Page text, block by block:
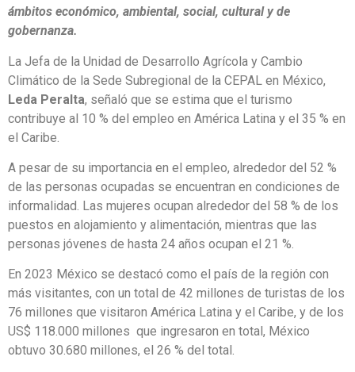
ámbitos económico, ambiental, social, cultural y de
gobernanza.
La Jefa de la Unidad de Desarrollo Agrícola y Cambio
Climático de la Sede Subregional de la CEPAL en México,
Leda Peralta, señaló que se estima que el turismo
contribuye al 10 % del empleo en América Latina y el 35 % en
el Caribe.
A pesar de su importancia en el empleo, alrededor del 52 %
de las personas ocupadas se encuentran en condiciones de
informalidad. Las mujeres ocupan alrededor del 58 % de los
puestos en alojamiento y alimentación, mientras que las
personas jóvenes de hasta 24 años ocupan el 21 %.
En 2023 México se destacó como el país de la región con
más visitantes, con un total de 42 millones de turistas de los
76 millones que visitaron América Latina y el Caribe, y de los
US$ 118.000 millones que ingresaron en total, México
obtuvo 30.680 millones, el 26 % del total.